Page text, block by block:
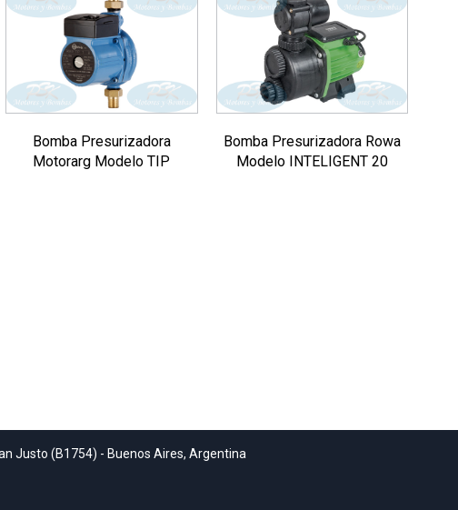
Bomba Presurizadora
Motorarg Modelo TIP
Bomba Presurizadora Rowa
Modelo INTELIGENT 20
Justo (B1754) - Buenos Aires, Argentina